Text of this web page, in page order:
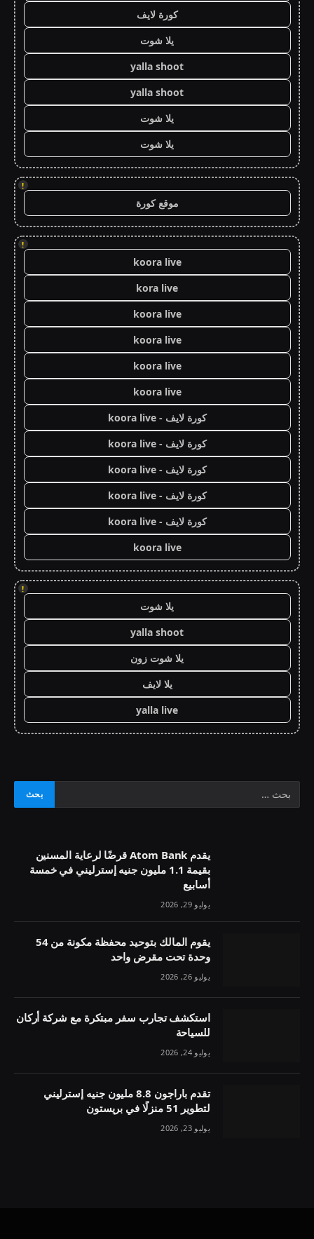
كورة لايف
يلا شوت
yalla shoot
yalla shoot
يلا شوت
يلا شوت
!
موقع كورة
!
koora live
kora live
koora live
koora live
koora live
koora live
كورة لايف - koora live
كورة لايف - koora live
كورة لايف - koora live
كورة لايف - koora live
كورة لايف - koora live
koora live
!
يلا شوت
yalla shoot
يلا شوت زون
يلا لايف
yalla live
يقدم Atom Bank قرضًا لرعاية المسنين
بقيمة 1.1 مليون جنيه إسترليني في خمسة
أسابيع
يوليو 29, 2026
يقوم المالك بتوحيد محفظة مكونة من 54
وحدة تحت مقرض واحد
يوليو 26, 2026
استكشف تجارب سفر مبتكرة مع شركة أركان
للسياحة
يوليو 24, 2026
تقدم باراجون 8.8 مليون جنيه إسترليني
لتطوير 51 منزلًا في بريستون
يوليو 23, 2026